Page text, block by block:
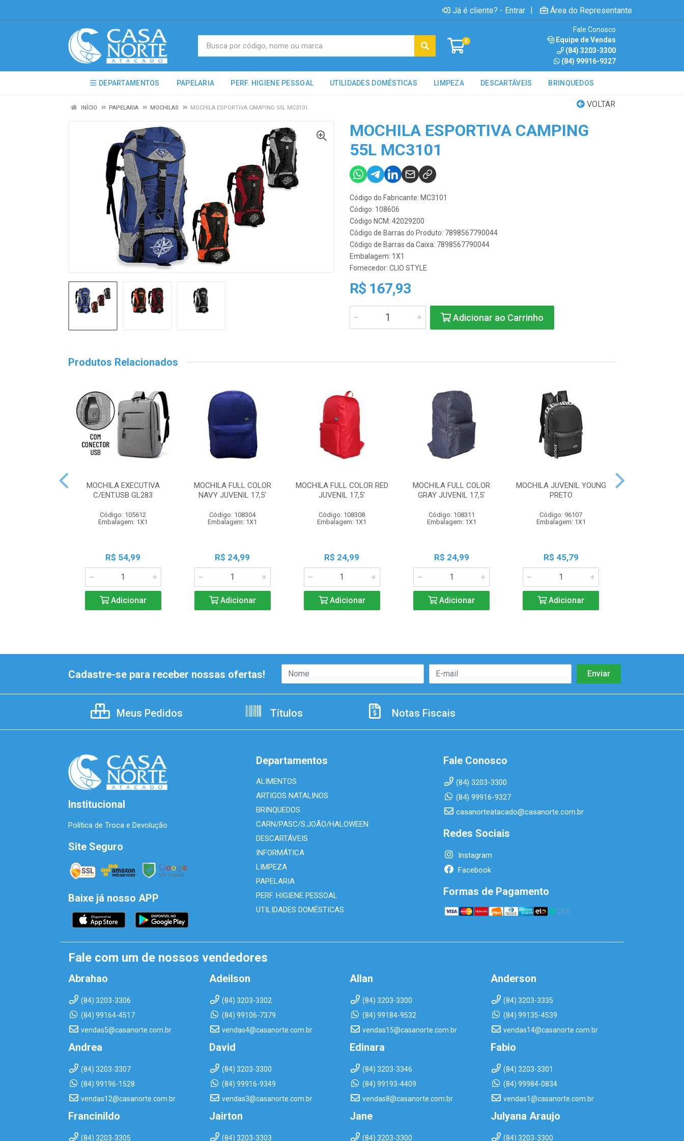
Já é cliente? - Entrar | Área do Representante
0
Fale Conosco
Equipe de Vendas
(84) 3203-3300
(84) 99916-9327
DEPARTAMENTOS PAPELARIA PERF. HIGIENE PESSOAL UTILIDADES DOMÉSTICAS LIMPEZA DESCARTÁVEIS BRINQUEDOS
VOLTAR
INÍCIO PAPELARIA MOCHILAS MOCHILA ESPORTIVA CAMPING 55L MC3101
MOCHILA ESPORTIVA CAMPING
55L MC3101
Código do Fabricante: MC3101
Código: 108606
Código NCM: 42029200
Código de Barras do Produto: 7898567790044
Código de Barras da Caixa: 7898567790044
Embalagem: 1X1
Fornecedor: CLIO STYLE
R$ 167,93
Adicionar ao Carrinho
Produtos Relacionados
MOCHILA EXECUTIVA
C/ENT.USB GL283
Código: 105612
Embalagem: 1X1
R$ 54,99
Adicionar
MOCHILA FULL COLOR
NAVY JUVENIL 17,5'
Código: 108304
Embalagem: 1X1
R$ 24,99
Adicionar
MOCHILA FULL COLOR RED
JUVENIL 17,5'
Código: 108308
Embalagem: 1X1
R$ 24,99
Adicionar
MOCHILA FULL COLOR
GRAY JUVENIL 17,5'
Código: 108311
Embalagem: 1X1
R$ 24,99
Adicionar
MOCHILA JUVENIL YOUNG
PRETO
Código: 96107
Embalagem: 1X1
R$ 45,79
Adicionar
Cadastre-se para receber nossas ofertas!
Meus Pedidos Títulos Notas Fiscais
Institucional
Política de Troca e Devolução
Site Seguro
Baixe já nosso APP
Departamentos
ALIMENTOS
ARTIGOS NATALINOS
BRINQUEDOS
CARN/PASC/S.JOÃO/HALOWEEN
DESCARTÁVEIS
INFORMÁTICA
LIMPEZA
PAPELARIA
PERF. HIGIENE PESSOAL
UTILIDADES DOMÉSTICAS
Fale Conosco
(84) 3203-3300
(84) 99916-9327
casanorteatacado@casanorte.com.br
Redes Sociais
Instagram
Facebook
Formas de Pagamento
Fale com um de nossos vendedores
Abrahao
(84) 3203-3306
(84) 99164-4517
vendas5@casanorte.com.br
Adeilson
(84) 3203-3302
(84) 99106-7379
vendas4@casanorte.com.br
Allan
(84) 3203-3300
(84) 99184-9532
vendas15@casanorte.com.br
Anderson
(84) 3203-3335
(84) 99135-4539
vendas14@casanorte.com.br
Andrea
(84) 3203-3307
(84) 99196-1528
vendas12@casanorte.com.br
David
(84) 3203-3300
(84) 99916-9349
vendas3@casanorte.com.br
Edinara
(84) 3203-3346
(84) 99193-4409
vendas8@casanorte.com.br
Fabio
(84) 3203-3301
(84) 99984-0834
vendas1@casanorte.com.br
Francinildo
(84) 3203-3305
Jairton
(84) 3203-3303
Jane
(84) 3203-3300
Julyana Araujo
(84) 3203-3300